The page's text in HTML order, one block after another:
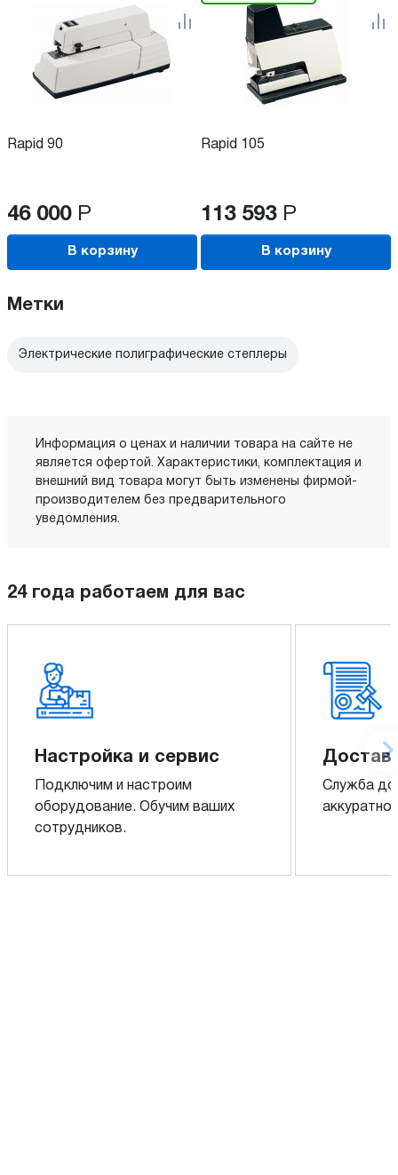
Rapid 90
46 000 Р
В корзину
Rapid 105
113 593 Р
В корзину
Метки
Электрические полиграфические степлеры
Информация о ценах и наличии товара на сайте не
является офертой. Характеристики, комплектация и
внешний вид товара могут быть изменены фирмой-
производителем без предварительного
уведомления.
24 года работаем для вас
Настройка и сервис
Подключим и настроим
оборудование. Обучим ваших
сотрудников.
Служба
аккуратно